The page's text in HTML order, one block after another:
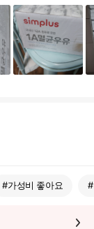
#가성비 좋아요 #